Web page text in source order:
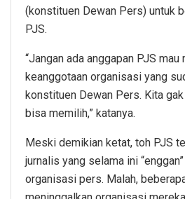
(konstituen Dewan Pers) untuk
PJS.
“Jangan ada anggapan PJS mau
keanggotaan organisasi yang
konstituen Dewan Pers. Kita
bisa memilih,” katanya.
Meski demikian ketat, toh PJS
jurnalis yang selama ini
organisasi pers. Malah,